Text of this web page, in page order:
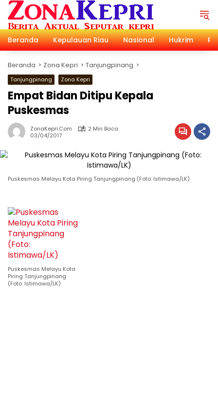
Langsung
konten
Beranda
Kepulauan Riau Nasional Hukrim
Beranda Zona Kepri Tanjungpinang
Tanjungpinang Zona Kepri
Empat Bidan Ditipu Kepala
Puskesmas
ZonaKepri.com
2 Min Baca
03/04/2017
Puskesmas Melayu Kota Piring Tanjungpinang (Foto: Istimawa/LK)
Puskesmas Melayu Kota
Piring Tanjungpinang
(Foto: Istimawa/LK)